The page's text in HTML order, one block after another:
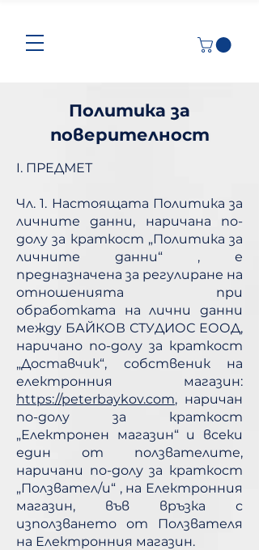
Политика за
поверителност
I. ПРЕДМЕТ ​
Чл. 1. Настоящата Политика за
личните данни, наричана по-
долу за краткост „Политика за
личните данни“ , е
предназначена за регулиране на
отношенията при
обработката на лични данни
между БАЙКОВ СТУДИОС ЕООД,
наричано по-долу за краткост
„Доставчик“, собственик на
електронния магазин:
https://peterbaykov.com, наричан
по-долу за краткост
„Електронен магазин“ и всеки
един от ползвателите,
наричани по-долу за краткост
„Ползвател/и“ , на Електронния
магазин, във връзка с
използването от Ползвателя
на Електронния магазин.